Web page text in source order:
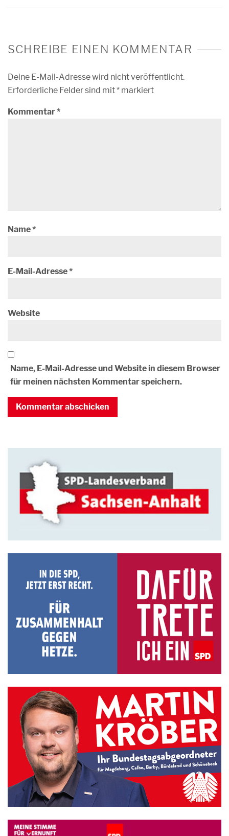
SCHREIBE EINEN KOMMENTAR
Deine E-Mail-Adresse wird nicht veröffentlicht.
Erforderliche Felder sind mit* markiert
Kommentar*
Name*
E-Mail-Adresse*
Website
Name, E-Mail-Adresse und Website in diesem Browser
für meinen nächsten Kommentar speichern.